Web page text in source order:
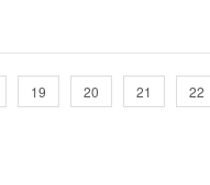
19 20 21 22